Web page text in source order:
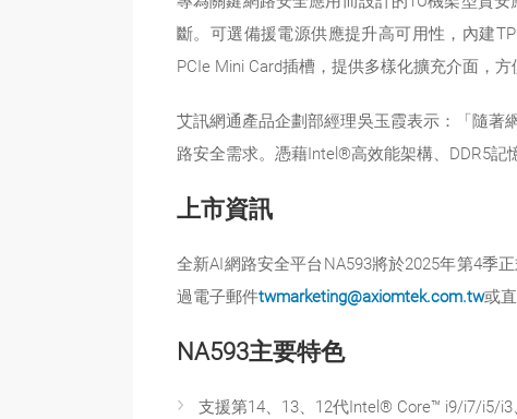
斷。可選備援電源供應提升高可用性，內建
PCIe Mini Card插槽，提供多樣化擴充介面，
艾訊網通產品企劃部經理吳玉霞表示：「隨著
路安全需求。憑藉Intel®高效能架構、DDR5記
上市資訊
全新AI網路安全平台NA593將於2025年第4季
過電子郵件twmarketing@axiomtek.com.tw或
NA593主要特色
支援第14、13、12代Intel® Core™ i9/i7/i5/